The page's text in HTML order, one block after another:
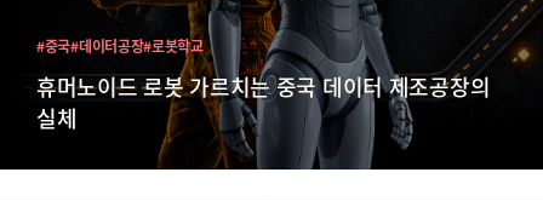
휴머노이드 로봇 가르치는 중국 데이터 제조공장의
실체
#중국#데이터공장#로봇학교